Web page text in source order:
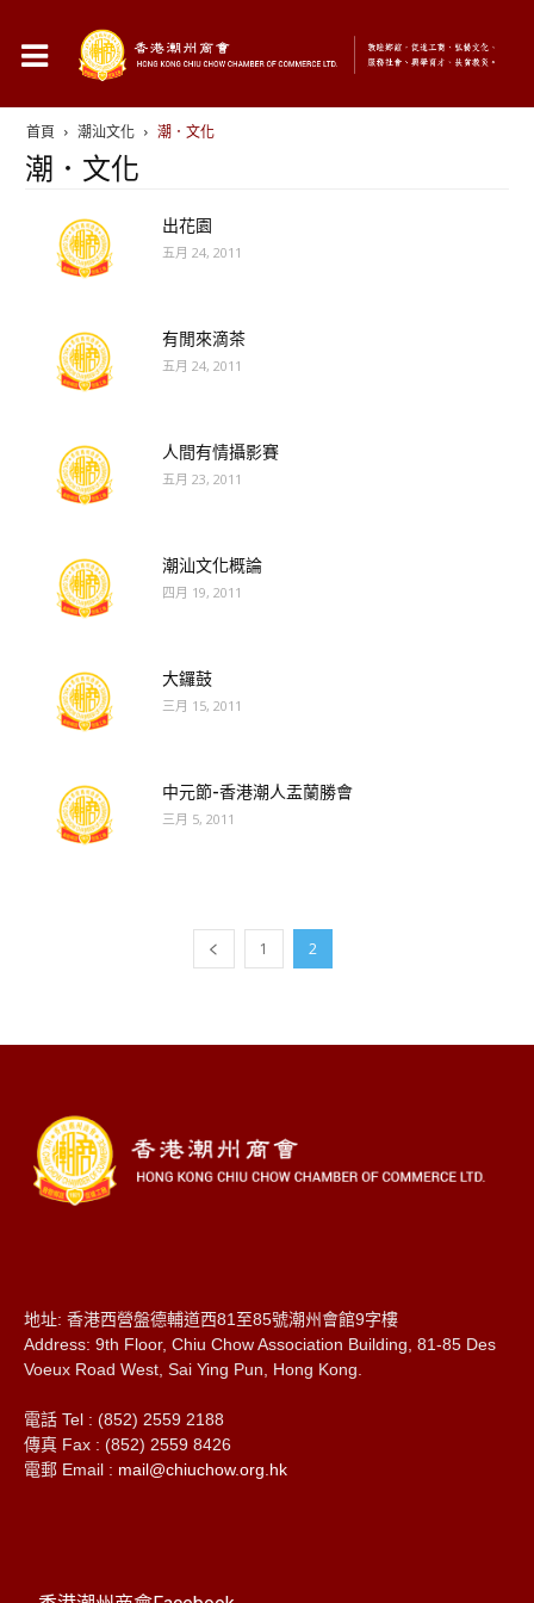
首頁 潮汕文化 潮．文化
潮．文化
出花園
五月 24, 2011
有閒來滴茶
五月 24, 2011
人間有情攝影賽
五月 23, 2011
潮汕文化概論
四月 19, 2011
大鑼鼓
三月 15, 2011
中元節-香港潮人盂蘭勝會
三月 5, 2011
1 2
地址: 香港西營盤德輔道西81至85號潮州會館9字樓
Address: 9th Floor, Chiu Chow Association Building, 81-85 Des
Voeux Road West, Sai Ying Pun, Hong Kong.
電話 Tel : (852) 2559 2188
傳真 Fax : (852) 2559 8426
電郵 Email : mail@chiuchow.org.hk